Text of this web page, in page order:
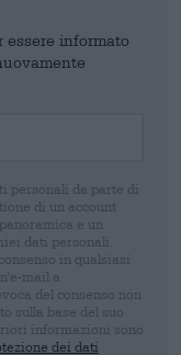
informato
personali da parte di
di un account
e un
dati personali.
in qualsiasi
mail a
del consenso non
sulla base del suo
informazioni sono
dei dati